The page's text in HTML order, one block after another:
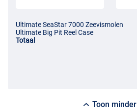
Ultimate SeaStar 7000 Zeevismolen
Ultimate Big Pit Reel Case
Totaal
Toon minder